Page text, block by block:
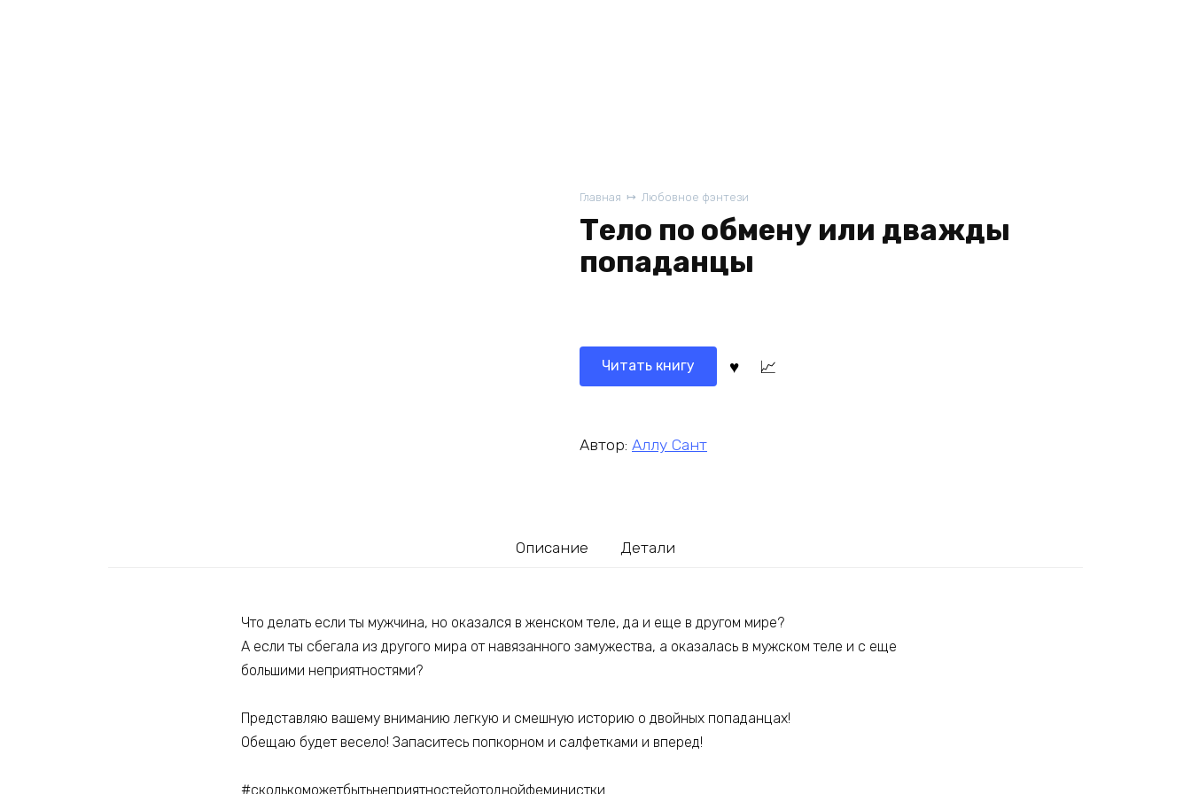
Главная Любовное фэнтези
Тело по обмену или дважды
попаданцы
Читать книгу
Автор: Аллу Сант
Описание Детали
Что делать если ты мужчина, но оказался в женском теле, да и еще в другом мире?
А если ты сбегала из другого мира от навязанного замужества, а оказалась в мужском теле и с еще
большими неприятностями?
Представляю вашему вниманию легкую и смешную историю о двойных попаданцах!
Обещаю будет весело! Запаситесь попкорном и салфетками и вперед!
#сколькоможетбытьнеприятностейотоднойфеминистки